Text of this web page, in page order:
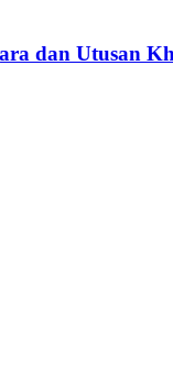
dan Utusan